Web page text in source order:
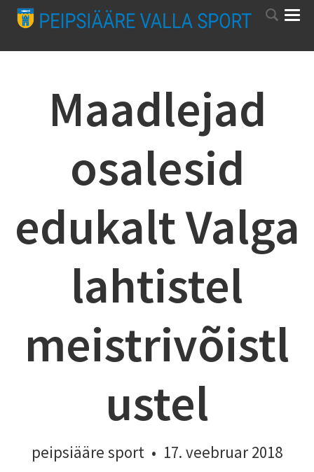
Maadlejad
osalesid
edukalt Valga
lahtistel
meistrivõistl
ustel
peipsiääre sport • 17. veebruar 2018